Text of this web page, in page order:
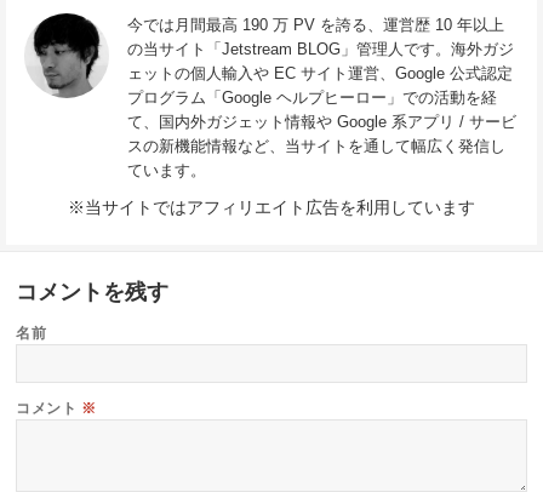
今では月間最高 190 万 PV を誇る、運営歴 10 年以上
の当サイト「Jetstream BLOG」管理人です。海外ガジ
ェットの個人輸入や EC サイト運営、Google 公式認定
プログラム「Google ヘルプヒーロー」での活動を経
て、国内外ガジェット情報や Google 系アプリ / サービ
スの新機能情報など、当サイトを通して幅広く発信し
ています。
※当サイトではアフィリエイト広告を利用しています
コメントを残す
名前
コメント ※